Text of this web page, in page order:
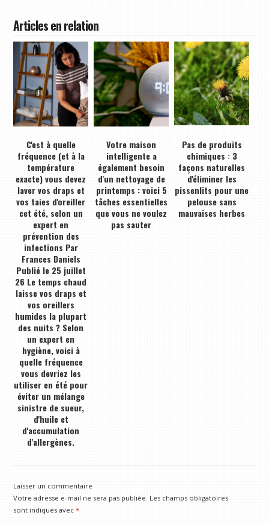
Articles en relation
C'est à quelle
fréquence (et à la
température
exacte) vous devez
laver vos draps et
vos taies d'oreiller
cet été, selon un
expert en
prévention des
infections Par
Frances Daniels
Publié le 25 juillet
26 Le temps chaud
laisse vos draps et
vos oreillers
humides la plupart
des nuits ? Selon
un expert en
hygiène, voici à
quelle fréquence
vous devriez les
utiliser en été pour
éviter un mélange
sinistre de sueur,
d'huile et
d'accumulation
d'allergènes.
Votre maison
intelligente a
également besoin
d'un nettoyage de
printemps : voici 5
tâches essentielles
que vous ne voulez
pas sauter
Pas de produits
chimiques : 3
façons naturelles
d'éliminer les
pissenlits pour une
pelouse sans
mauvaises herbes
Laisser un commentaire
Votre adresse e-mail ne sera pas publiée. Les champs obligatoires
sont indiqués avec*